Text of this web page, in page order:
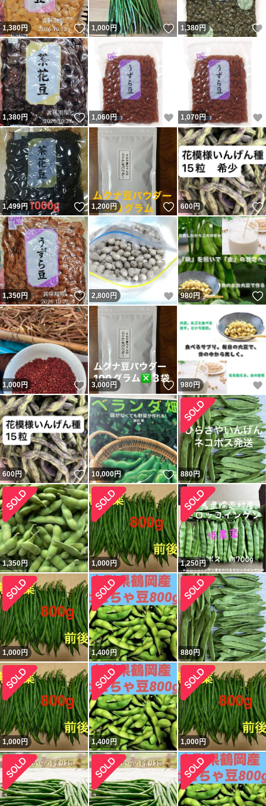
1,380円 いいね！
1,000円 いいね！
1,380円
1,380円 いいね！
1,060円 いいね！
1,070円
1,499円 いいね！
1,200円 いいね！
600円
1,350円 いいね！
2,800 円 いいね！
980円
1,000円 いいね！
3,000円 いいね！
980円
600円 いいね！
10,000円 いいね！
880円
1,350円 1,000円 1,250円
1,000円 1,400円 880円
1,000円 1,400円 1,000円